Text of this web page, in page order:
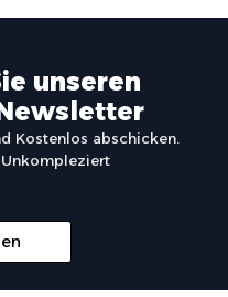
unseren
Kostenlos abschicken.